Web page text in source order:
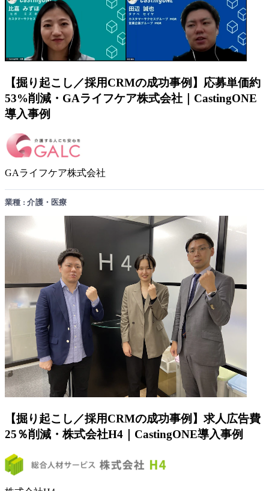
【掘り起こし／採用CRMの成功事例】応募単価約
53%削減・GAライフケア株式会社｜CastingONE
導入事例
GAライフケア株式会社
業種 : 介護・医療
【掘り起こし／採用CRMの成功事例】求人広告費
25％削減・株式会社H4｜CastingONE導入事例